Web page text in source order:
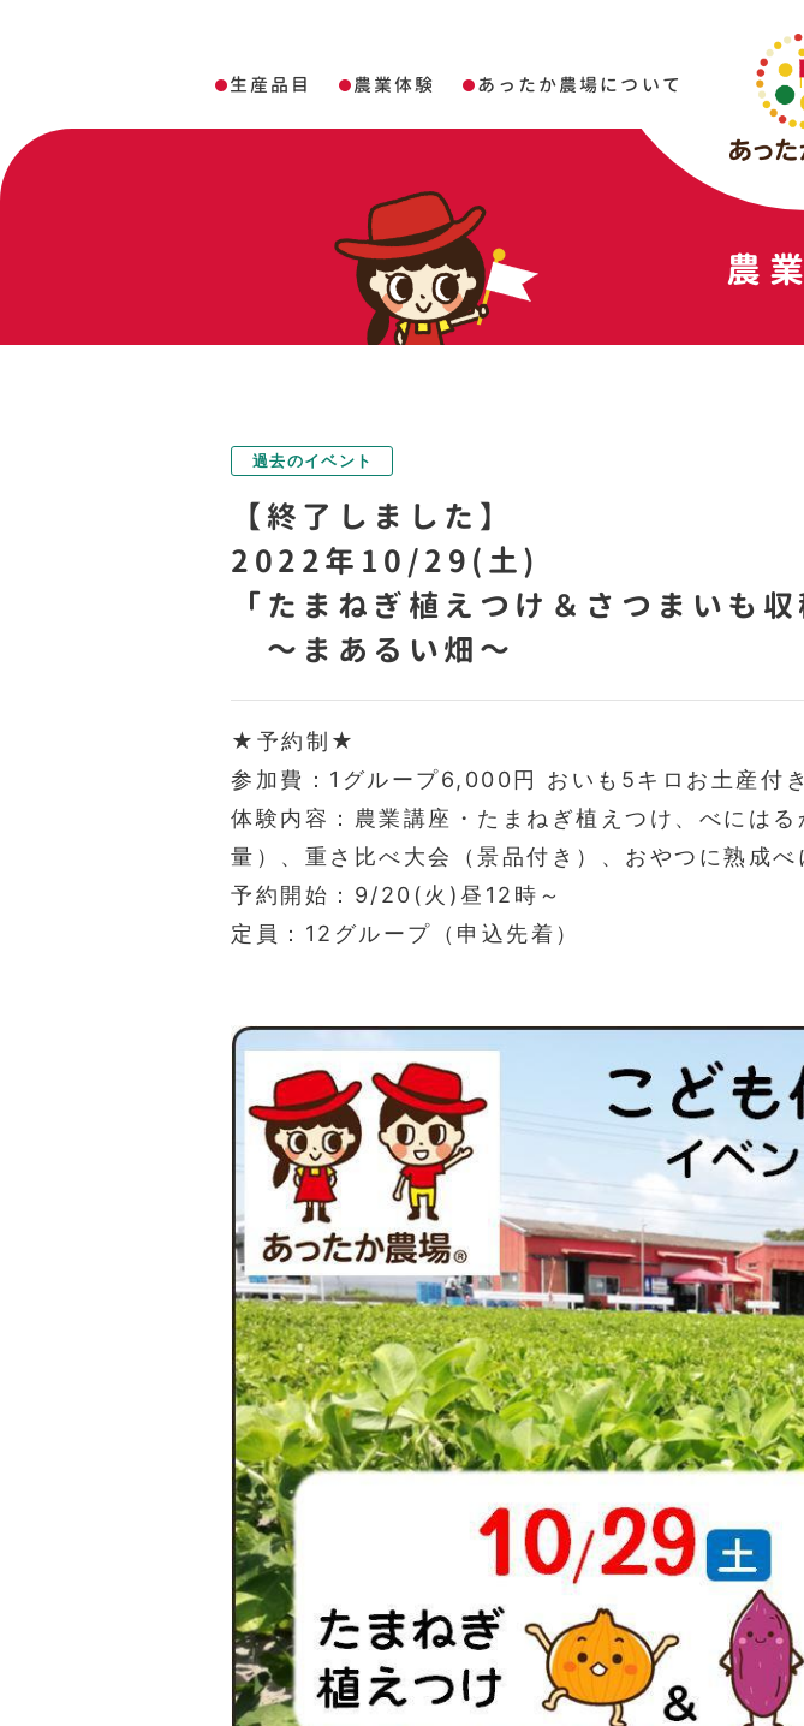
生産品目 農業体験 あったか農場について
農
過去のイベント
【終了しました】
2022年10/29(土)
「たまねぎ植えつけ＆さつまいも
～まあるい畑～
★予約制★
参加費：1グループ6,000円 おいも5キロお土産付き
体験内容：農業講座・たまねぎ植えつけ、べには
量）、重さ比べ大会（景品付き）、おやつに熟成
予約開始：9/20(火)昼12時～
定員：12グループ（申込先着）